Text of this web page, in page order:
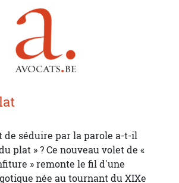
de séduire par la parole a-t-il
plat » ? Ce nouveau volet de «
» remonte le fil d'une
née au tournant du XIXe